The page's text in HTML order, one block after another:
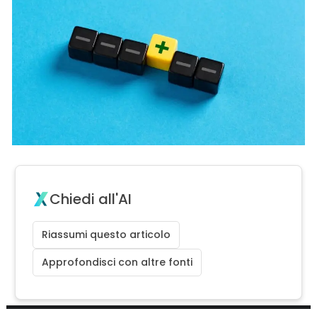
Chiedi all'AI
Riassumi questo articolo
Approfondisci con altre fonti